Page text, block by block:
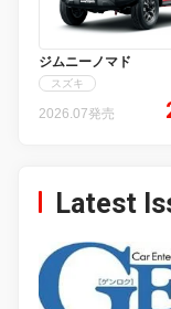
ジムニーノマド
スズキ
2026.07発売
Latest